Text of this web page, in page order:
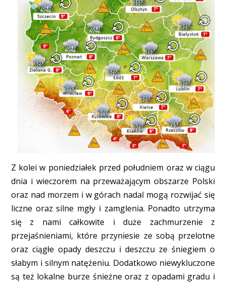
Z kolei w poniedziałek przed południem oraz w ciągu
dnia i wieczorem na przeważającym obszarze Polski
oraz nad morzem i w górach nadal mogą rozwijać się
liczne oraz silne mgły i zamglenia. Ponadto utrzyma
się z nami całkowite i duże zachmurzenie z
przejaśnieniami, które przyniesie ze sobą przelotne
oraz ciągłe opady deszczu i deszczu ze śniegiem o
słabym i silnym natężeniu. Dodatkowo niewykluczone
są też lokalne burze śnieżne oraz z opadami gradu i